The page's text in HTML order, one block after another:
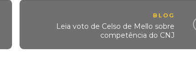
BLOG
Leia voto de Celso de Mello sobre
competência do CNJ